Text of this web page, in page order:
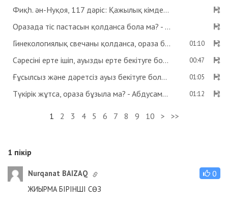
Фиқһ. ән-Нуқоя, 117 дәріс: Қажылық кімдерге парыз? - Абдусамат Қасым
Оразада тіс пастасын қолданса бола ма? - Абдусамат Қасым
Гинекологиялық свечаны қолданса, ораза бұзыла ма? - Абдусамат Қасым
01:10
Сәресіні ерте ішіп, ауызды ерте бекітуге бола ма? - Абдусамат Қасым 00:47
Ғұсылсыз және дәретсіз ауыз бекітуге бола ма? - Абдусамат Қасым 01:05
Түкірік жұтса, ораза бұзыла ма? - Абдусамат Қасым 01:12
1 2 3 4 5 6 7 8 9 10 > >>
1 пікір
Nurqanat BAIZAQ 0
ЖИЫРМА БІРІНШІ СӨЗ